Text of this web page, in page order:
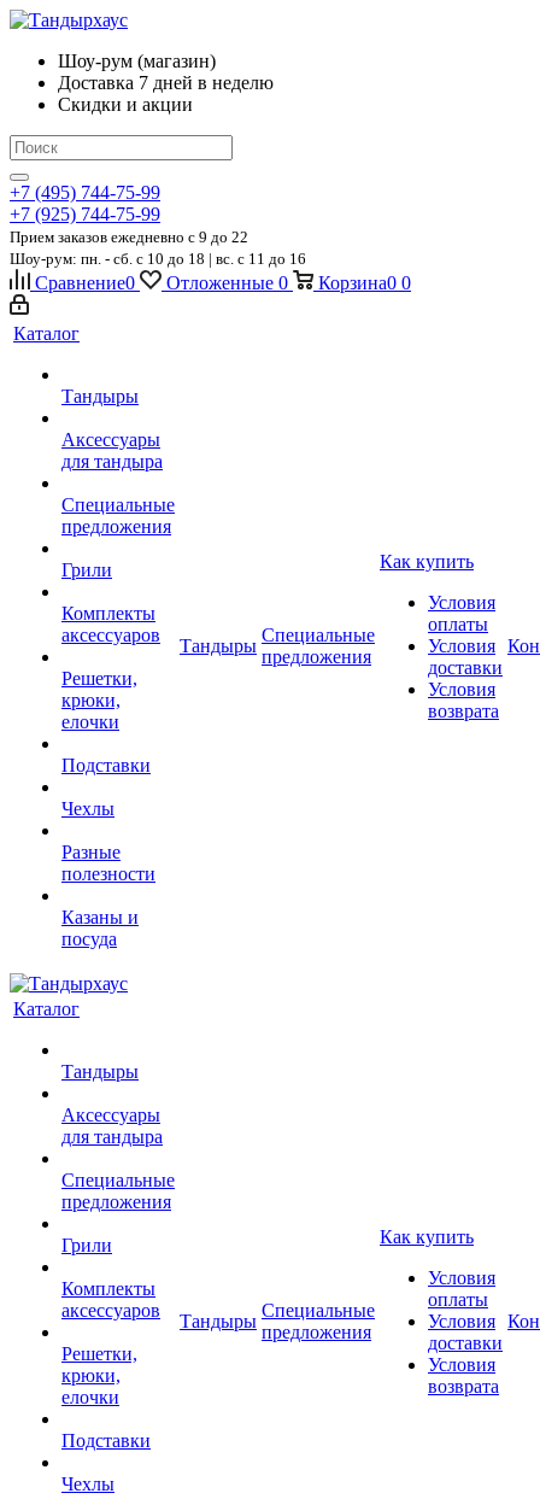
Шоу-рум (магазин)
Доставка 7 дней в неделю
Скидки и акции
+7 (495) 744-75-99
+7 (925) 744-75-99
Прием заказов ежедневно c 9 до 22
Шоу-рум: пн. - сб. с 10 до 18 | вс. с 11 до 16
Сравнение0 Отложенные 0 Корзина0 0
Каталог
Тандыры
Аксессуары
для тандыра
Специальные
предложения
Грили
Комплекты
аксессуаров
Решетки,
крюки,
елочки
Подставки
Чехлы
Разные
полезности
Казаны и
посуда
Тандыры
Специальные
предложения
Как купить
Условия
оплаты
Условия
доставки
Условия
возврата
Каталог
Тандыры
Аксессуары
для тандыра
Специальные
предложения
Грили
Комплекты
аксессуаров
Решетки,
крюки,
елочки
Подставки
Чехлы
Тандыры
Специальные
предложения
Как купить
Условия
оплаты
Условия
доставки
Условия
возврата